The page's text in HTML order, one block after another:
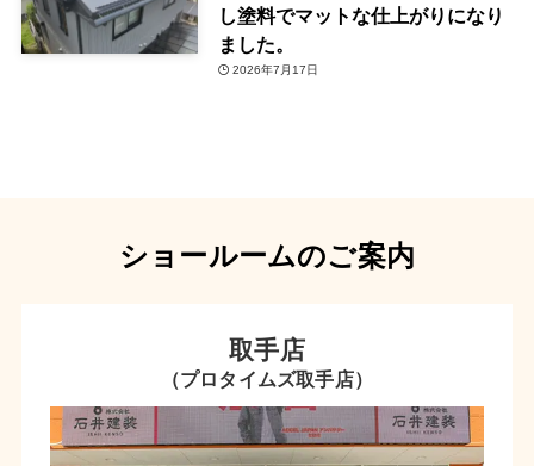
し塗料でマットな仕上がりになり
ました。
2026年7月17日
ショールームのご案内
取手店
（プロタイムズ取手店）